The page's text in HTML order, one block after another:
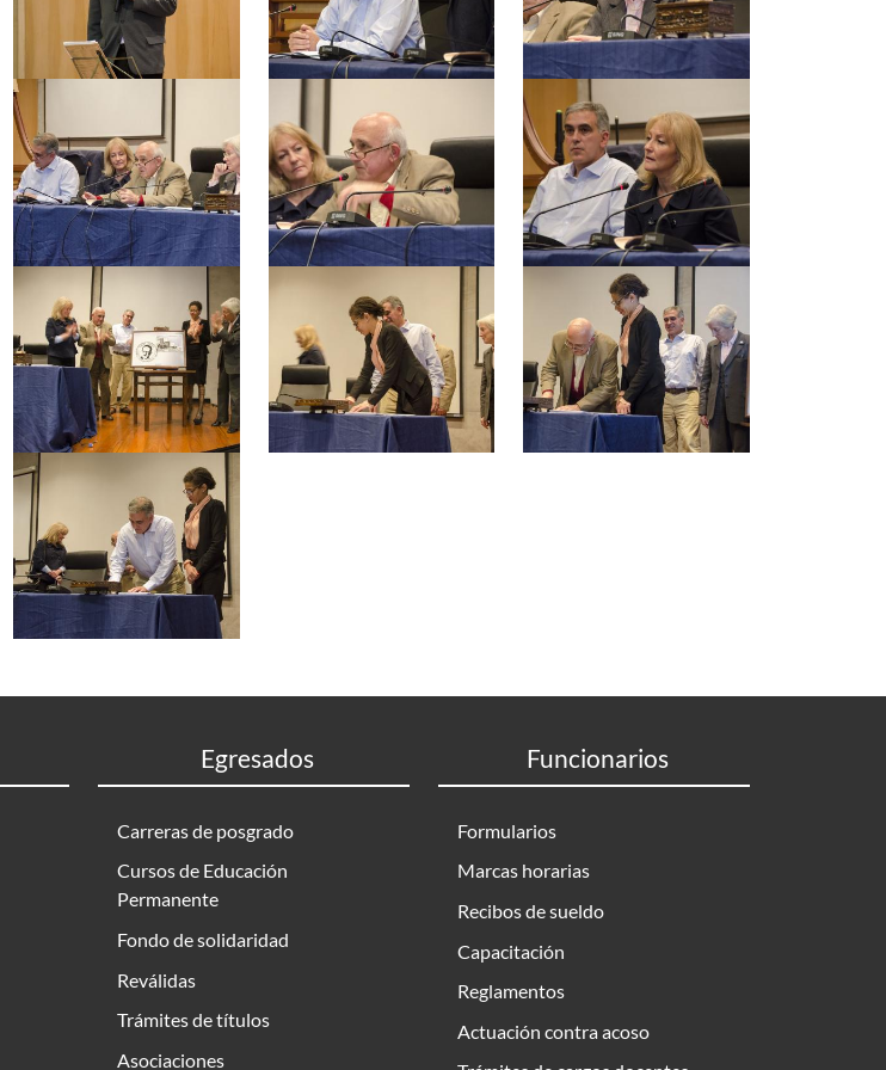
Egresados
Carreras de posgrado
Cursos de Educación
Permanente
Fondo de solidaridad
Reválidas
Trámites de títulos
Asociaciones
Funcionarios
Formularios
Marcas horarias
Recibos de sueldo
Capacitación
Reglamentos
Actuación contra acoso